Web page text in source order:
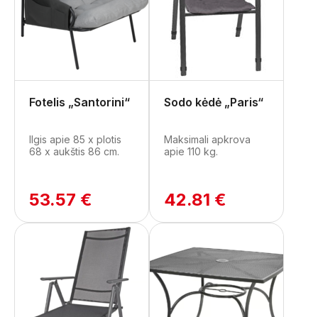
Fotelis „Santorini“
Ilgis apie 85 x plotis
68 x aukštis 86 cm.
53.57 €
Sodo kėdė „Paris“
Maksimali apkrova
apie 110 kg.
42.81 €